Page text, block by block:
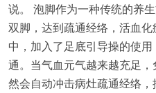
说。 泡脚作为一种传统的养
双脚，达到疏通经络，活血
中，加入了足底引导操的使
通。当气血元气越来越充足
然会自动冲击病灶疏通经络